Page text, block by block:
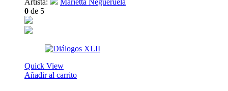
Artista:
Marietta Negueruela
0 de 5
Quick View
Añadir al carrito